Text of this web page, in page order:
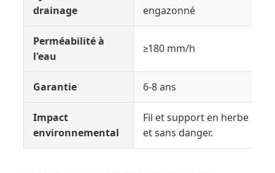
drainage
engazonné
Perméabilité à
l'eau
≥180 mm/h
Garantie 6-8 ans
Impact
environnemental
Fil et support en herbe
et sans danger.